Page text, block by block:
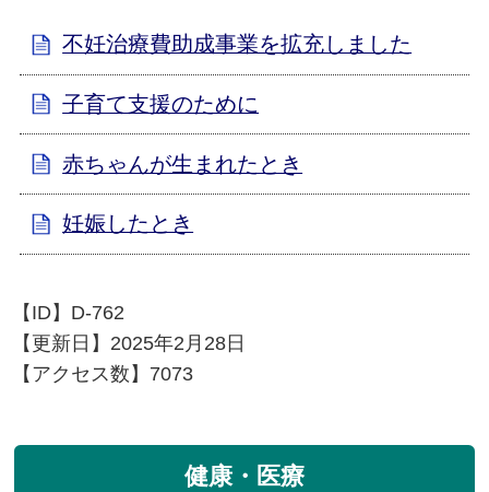
不妊治療費助成事業を拡充しました
子育て支援のために
赤ちゃんが生まれたとき
妊娠したとき
【ID】 D-762
【更新日】 2025年2月28日
【アクセス数】 7073
健康・医療